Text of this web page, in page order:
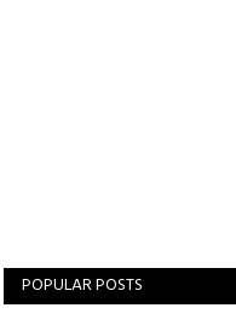
POPULAR POSTS